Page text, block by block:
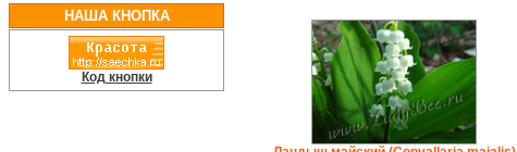
НАША КНОПКА
Код кнопки